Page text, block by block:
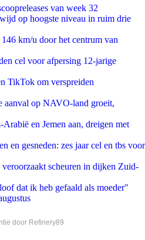
van week 32
op hoogste niveau in ruim drie
km/u door het centrum van
cel voor afpersing 12-jarige
TikTok om verspreiden
aanval op NAVO-land groeit,
en Jemen aan, dreigen met
en gesneden: zes jaar cel en tbs voor
scheuren in dijken Zuid-
dat ik heb gefaald als moeder"
door Refinery89